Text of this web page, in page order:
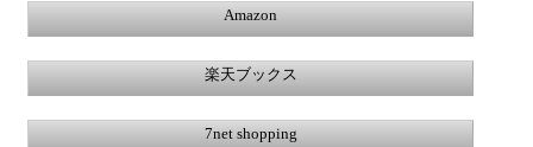
Amazon
楽天ブックス
7net shopping